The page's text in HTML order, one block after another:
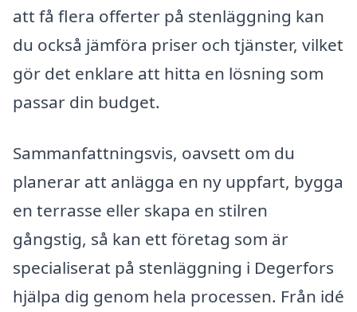
att få flera offerter på stenläggning kan
du också jämföra priser och tjänster, vilket
gör det enklare att hitta en lösning som
passar din budget.
Sammanfattningsvis, oavsett om du
planerar att anlägga en ny uppfart, bygga
en terrasse eller skapa en stilren
gångstig, så kan ett företag som är
specialiserat på stenläggning i Degerfors
hjälpa dig genom hela processen. Från idé